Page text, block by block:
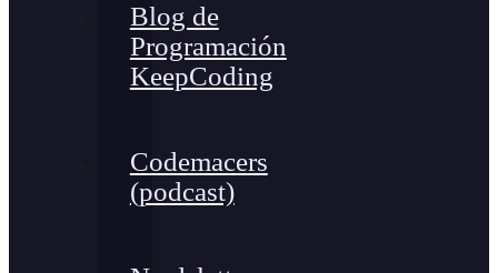
Blog de
Programación
KeepCoding
Codemacers
(podcast)